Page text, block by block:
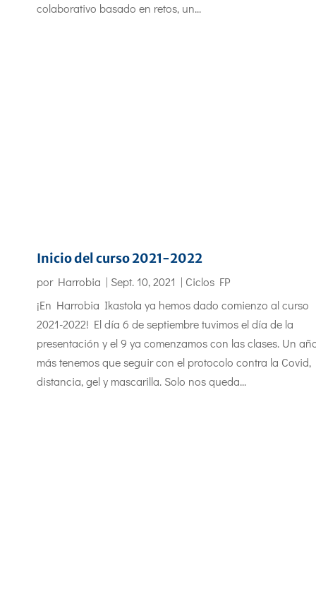
colaborativo basado en retos, un...
Inicio del curso 2021-2022
por Harrobia | Sept. 10, 2021 | Ciclos FP
¡En Harrobia Ikastola ya hemos dado comienzo al curso
2021-2022! El día 6 de septiembre tuvimos el día de la
presentación y el 9 ya comenzamos con las clases. Un
más tenemos que seguir con el protocolo contra la Covid,
distancia, gel y mascarilla. Solo nos queda...